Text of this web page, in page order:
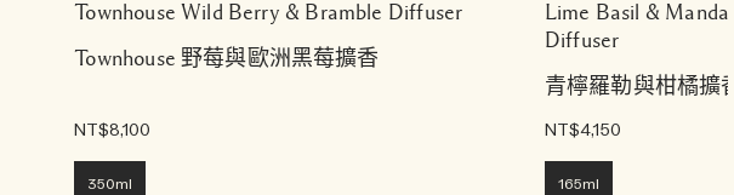
Townhouse Wild Berry & Bramble Diffuser
Townhouse 野莓與歐洲黑莓擴香
NT$8,100
350ml
Lime Basil &
Diffuser
青檸羅勒與柑橘擴
NT$4,150
165ml